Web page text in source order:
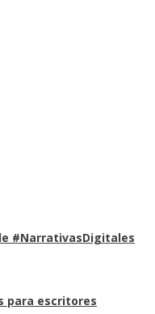
#NarrativasDigitales
para escritores